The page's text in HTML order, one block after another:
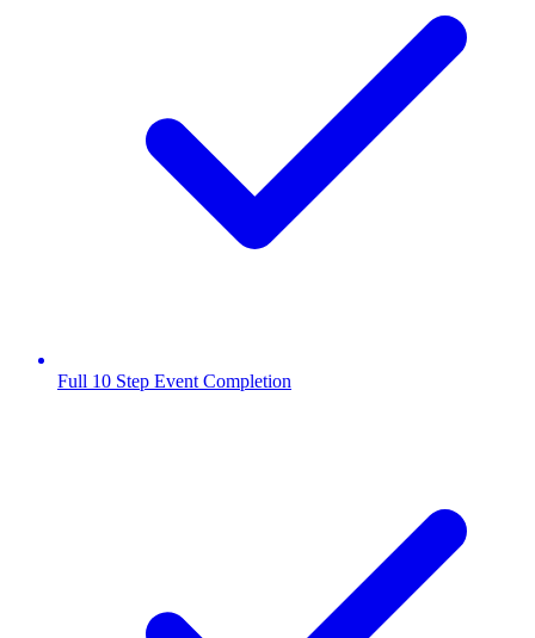
Full 10 Step Event Completion